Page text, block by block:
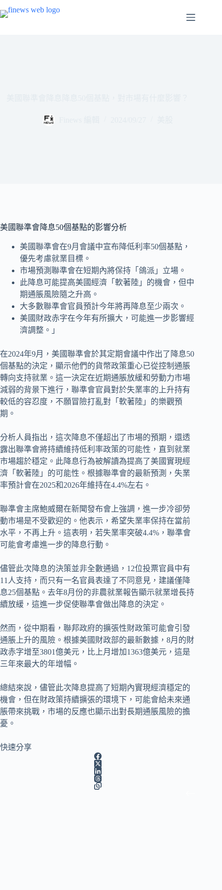
至
美國聯準會降息50個基點的影響分析
美國聯準會在9月會議中宣布降低利率50個基點，
優先考慮就業目標。
市場預測聯準會在短期內將保持「鴿派」立場。
此降息可能提高美國經濟「軟著陸」的機會，但中
期通脹風險隨之升高。
大多數聯準會官員預計今年將再降息至少兩次。
美國財政赤字在今年有所擴大，可能進一步影響經
濟調整。」
在2024年9月，美國聯準會於其定期會議中作出了降息50
個基點的決定，顯示他們的貨幣政策重心已從控制通脹
轉向支持就業。這一決定在近期通脹放緩和勞動力市場
減弱的背景下進行，聯準會官員對於失業率的上升持有
較低的容忍度，不願冒險打亂對「軟著陸」的樂觀預
期。
分析人員指出，這次降息不僅超出了市場的預期，還透
露出聯準會將持續維持低利率政策的可能性，直到就業
市場趨於穩定。此降息行為被解讀為提高了美國實現經
濟「軟著陸」的可能性。根據聯準會的最新預測，失業
率預計會在2025和2026年維持在4.4%左右。
聯準會主席鮑威爾在新聞發布會上強調，進一步冷卻勞
動市場是不受歡迎的。他表示，希望失業率保持在當前
水平，不再上升。這表明，若失業率突破4.4%，聯準會
可能會考慮進一步的降息行動。
儘管此次降息的決策並非全數通過，12位投票官員中有
11人支持，而只有一名官員表達了不同意見，建議僅降
息25個基點。去年8月份的非農就業報告顯示就業增長持
續放緩，這進一步促使聯準會做出降息的決定。
然而，從中期看，聯邦政府的擴張性財政策可能會引發
通脹上升的風險。根據美國財政部的最新數據，8月的財
政赤字增至3801億美元，比上月增加1363億美元，這是
三年來最大的年增幅。
總結來說，儘管此次降息提高了短期內實現經濟穩定的
機會，但在財政策持續擴張的環境下，可能會給未來通
脹帶來挑戰，市場的反應也顯示出對長期通脹風險的擔
憂。
快速分享